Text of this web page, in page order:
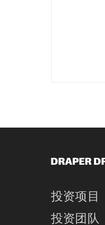
投资项目
投资团队